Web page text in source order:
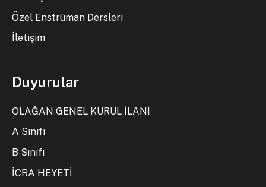
Özel Enstrüman Dersleri
İletişim
Duyurular
OLAĞAN GENEL KURUL İLANI
A Sınıfı
B Sınıfı
İCRA HEYETİ